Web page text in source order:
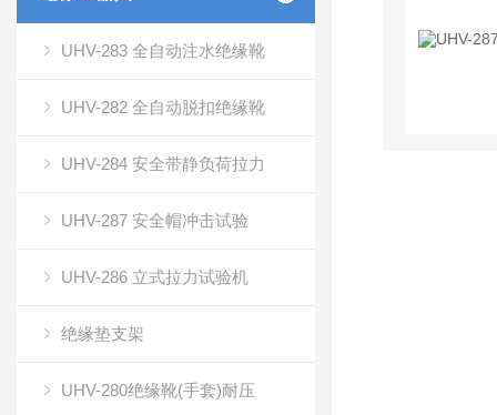
UHV-283 全自动注水绝缘靴
UHV-282 全自动脱扣绝缘靴
UHV-284 安全带静负荷拉力
UHV-287 安全帽冲击试验
UHV-286 立式拉力试验机
绝缘垫支架
UHV-280绝缘靴(手套)耐压